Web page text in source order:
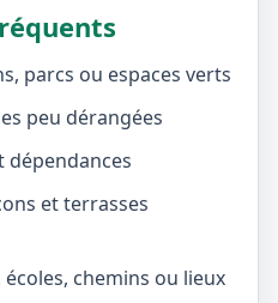
parcs ou espaces verts
peu dérangées
dépendances
et terrasses
chemins ou lieux